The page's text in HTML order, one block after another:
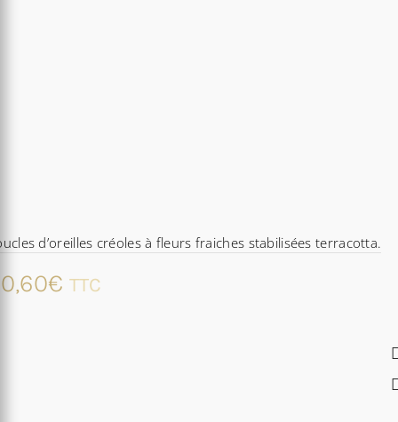
d’oreilles créoles à fleurs fraiches stabilisées terracotta.
€ TTC